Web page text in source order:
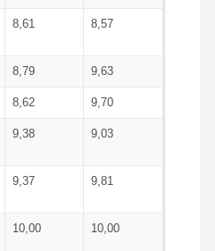
8,61 8,57
8,79 9,63
8,62 9,70
9,38 9,03
9,37 9,81
10,00 10,00